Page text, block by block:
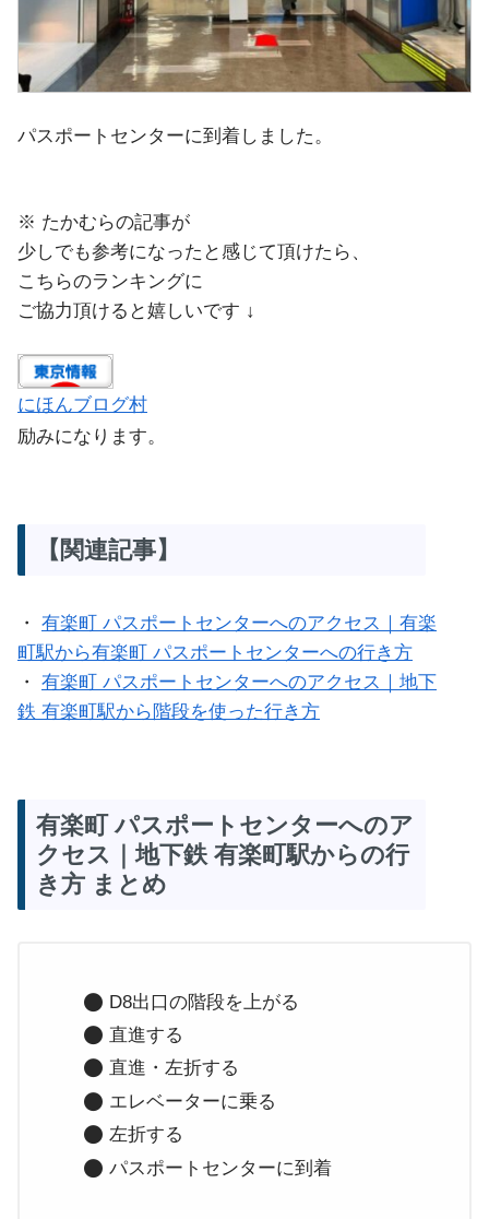
パスポートセンターに到着しました。
※ たかむらの記事が
少しでも参考になったと感じて頂けたら、
こちらのランキングに
ご協力頂けると嬉しいです ↓
にほんブログ村
励みになります。
【関連記事】
・ 有楽町 パスポートセンターへのアクセス｜有楽
町駅から有楽町 パスポートセンターへの行き方
・ 有楽町 パスポートセンターへのアクセス｜地下
鉄 有楽町駅から階段を使った行き方
有楽町 パスポートセンターへのア
クセス｜地下鉄 有楽町駅からの行
き方 まとめ
D8出口の階段を上がる
直進する
直進・左折する
エレベーターに乗る
左折する
パスポートセンターに到着